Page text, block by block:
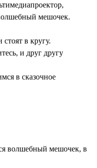
мешочек.
стоят в кругу.
и друг другу
в сказочное
волшебный мешочек, в